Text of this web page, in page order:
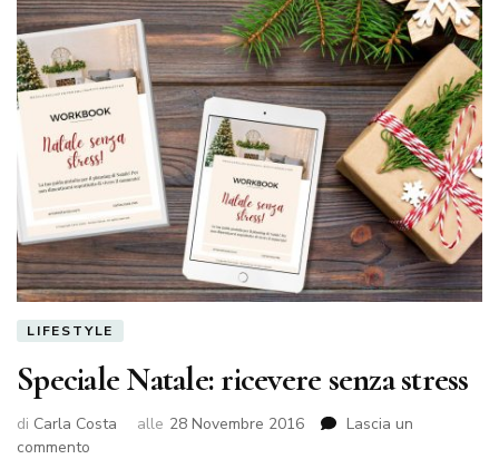
LIFESTYLE
Speciale Natale: ricevere senza stress
di Carla Costa alle 28 Novembre 2016
Lascia un
commento